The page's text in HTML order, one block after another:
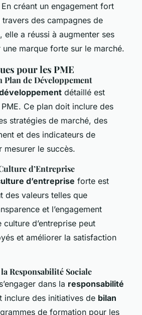
créant un engagement fort
des campagnes de
elle a réussi à augmenter ses
marque forte sur le marché.
pour les PME
Plan de Développement
détaillé est
Ce plan doit inclure des
stratégies de marché, des
et des indicateurs de
mesurer le succès.
d’Entreprise
d’entreprise forte est
des valeurs telles que
et l’engagement
d’entreprise peut
et améliorer la satisfaction
Responsabilité Sociale
dans la responsabilité
inclure des initiatives de bilan
de formation pour les